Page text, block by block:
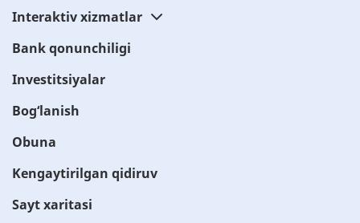
Interaktiv xizmatlar
Bank qonunchiligi
Investitsiyalar
Bog‘lanish
Obuna
Kengaytirilgan qidiruv
Sayt xaritasi